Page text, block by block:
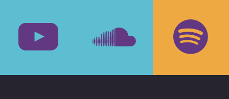
Facebook